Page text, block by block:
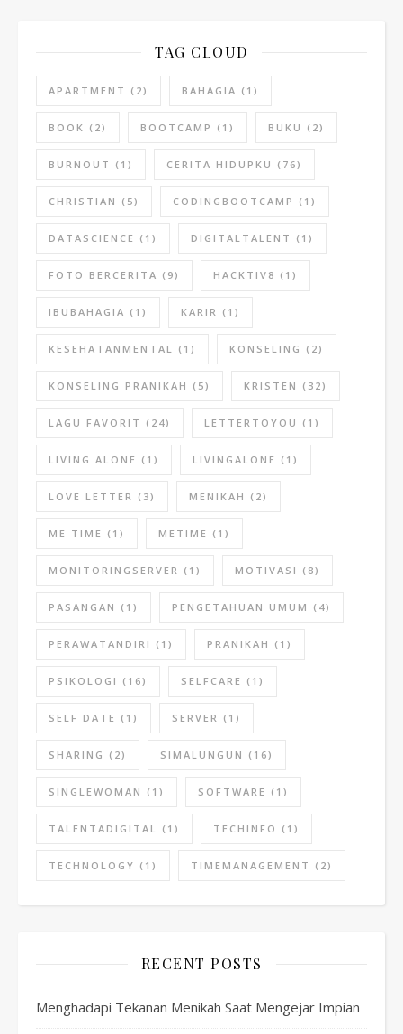
TAG CLOUD
APARTMENT (2) BAHAGIA (1)
BOOK (2) BOOTCAMP (1) BUKU (2)
BURNOUT (1) CERITA HIDUPKU (76)
CHRISTIAN (5) CODINGBOOTCAMP (1)
DATASCIENCE (1) DIGITALTALENT (1)
FOTO BERCERITA (9) HACKTIV8 (1)
IBUBAHAGIA (1) KARIR (1)
KESEHATANMENTAL (1) KONSELING (2)
KONSELING PRANIKAH (5) KRISTEN (32)
LAGU FAVORIT (24) LETTERTOYOU (1)
LIVING ALONE (1) LIVINGALONE (1)
LOVE LETTER (3) MENIKAH (2)
ME TIME (1) METIME (1)
MONITORINGSERVER (1) MOTIVASI (8)
PASANGAN (1) PENGETAHUAN UMUM (4)
PERAWATANDIRI (1) PRANIKAH (1)
PSIKOLOGI (16) SELFCARE (1)
SELF DATE (1) SERVER (1)
SHARING (2) SIMALUNGUN (16)
SINGLEWOMAN (1) SOFTWARE (1)
TALENTADIGITAL (1) TECHINFO (1)
TECHNOLOGY (1) TIMEMANAGEMENT (2)
RECENT POSTS
Menghadapi Tekanan Menikah Saat Mengejar Impian